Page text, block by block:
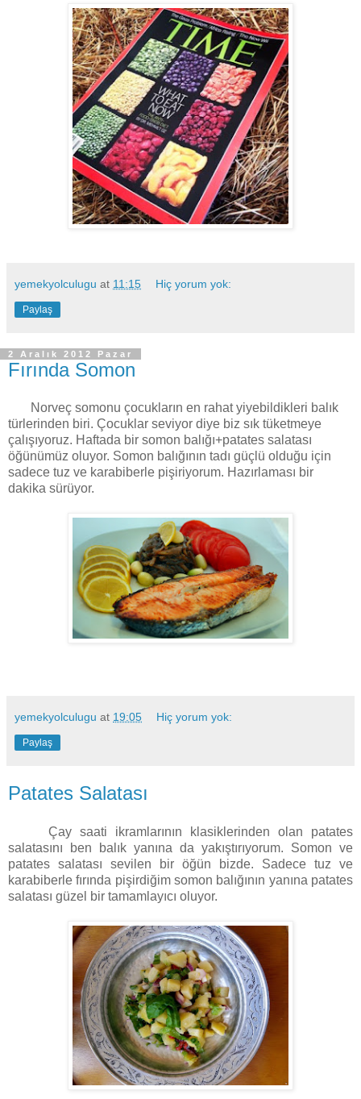
yemekyolculugu at 11:15 Hiç yorum yok:
Paylaş
2 Aralık 2012 Pazar
Fırında Somon
Norveç somonu çocukların en rahat yiyebildikleri balık
türlerinden biri. Çocuklar seviyor diye biz sık tüketmeye
çalışıyoruz. Haftada bir somon balığı+patates salatası
öğünümüz oluyor. Somon balığının tadı güçlü olduğu için
sadece tuz ve karabiberle pişiriyorum. Hazırlaması bir
dakika sürüyor.
yemekyolculugu at 19:05 Hiç yorum yok:
Paylaş
Patates Salatası
Çay saati ikramlarının klasiklerinden olan patates
salatasını ben balık yanına da yakıştırıyorum. Somon ve
patates salatası sevilen bir öğün bizde. Sadece tuz ve
karabiberle fırında pişirdiğim somon balığının yanına patates
salatası güzel bir tamamlayıcı oluyor.